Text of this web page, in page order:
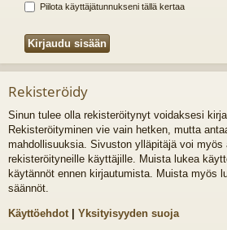
Piilota käyttäjätunnukseni tällä kertaa
Rekisteröidy
Sinun tulee olla rekisteröitynyt voidaksesi
Rekisteröityminen vie vain hetken, mutta
mahdollisuuksia. Sivuston ylläpitäjä voi myös
rekisteröityneille käyttäjille. Muista lukea
käytännöt ennen kirjautumista. Muista myös
säännöt.
Käyttöehdot | Yksityisyyden suoja